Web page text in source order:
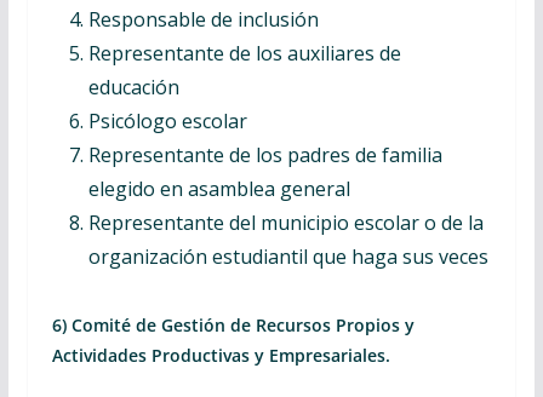
Responsable de inclusión
Representante de los auxiliares de
educación
Psicólogo escolar
Representante de los padres de familia
elegido en asamblea general
Representante del municipio escolar o de la
organización estudiantil que haga sus veces
6) Comité de Gestión de Recursos Propios y
Actividades Productivas y Empresariales.